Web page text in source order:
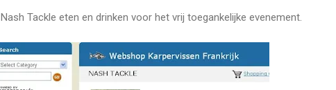
Tackle eten en drinken voor het vrij toegankelijke evenement.